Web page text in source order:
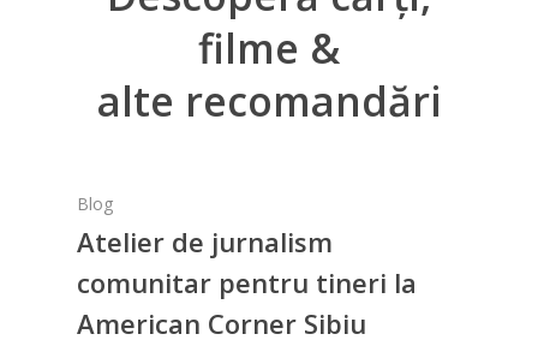
filme &
alte recomandări
Blog
Atelier de jurnalism
comunitar pentru tineri la
American Corner Sibiu